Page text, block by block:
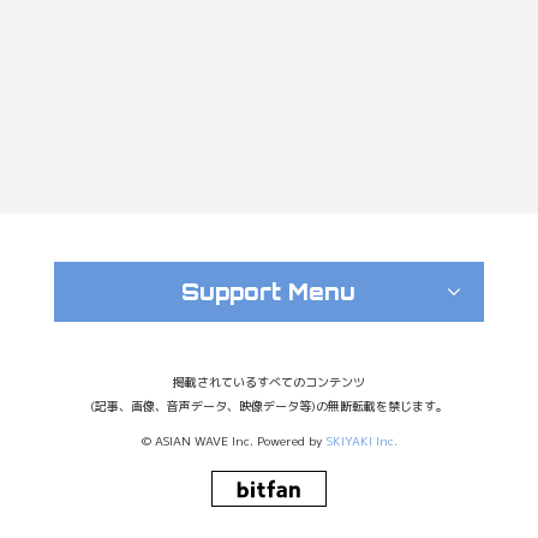
Support Menu
掲載されているすべてのコンテンツ
(記事、画像、音声データ、映像データ等)の無断転載を禁じます。
© ASIAN WAVE Inc. Powered by SKIYAKI Inc.